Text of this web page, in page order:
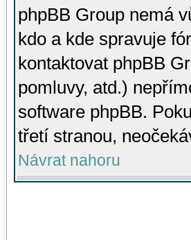
phpBB Group nemá
kdo a kde spravuje
kontaktovat phpBB
pomluvy, atd.)
software phpBB.
třetí stranou,
Návrat nahoru